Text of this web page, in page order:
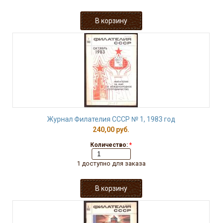
Журнал Филателия СССР № 1, 1983 год
240,00 руб.
Количество: *
1 доступно для заказа